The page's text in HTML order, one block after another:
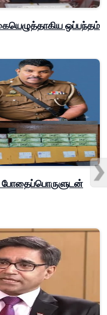
ஒப்பந்தம்
போதைப்பொருளுடன்